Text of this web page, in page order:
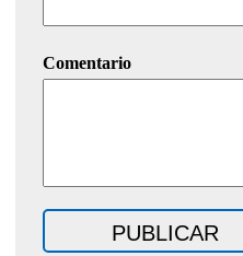
Comentario